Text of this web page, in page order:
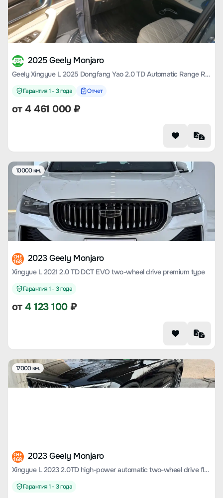
2025 Geely Monjaro
Geely Xingyue L 2025 Dongfang Yao 2.0 TD Automatic Range Rover Version
Гарантия 1 - 3 года Отчет
от4 461 000₽
10000 км.
CHE
168 2023 Geely Monjaro
Xingyue L 2021 2.0 TD DCT EVO two-wheel drive premium type
Гарантия 1 - 3 года
от4 123 100₽
17000 км.
CHE
168 2023 Geely Monjaro
Xingyue L 2023 2.0TD high-power automatic two-wheel drive flagship model
Гарантия 1 - 3 года